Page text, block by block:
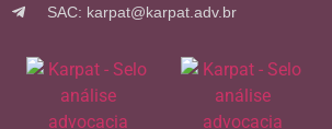
SAC: karpat@karpat.adv.br